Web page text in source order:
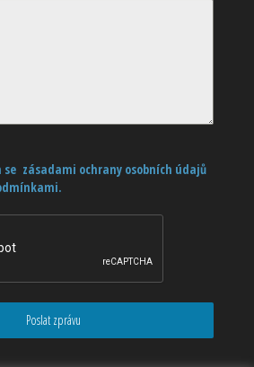
se zásadami ochrany osobních údajů
Poslat zprávu